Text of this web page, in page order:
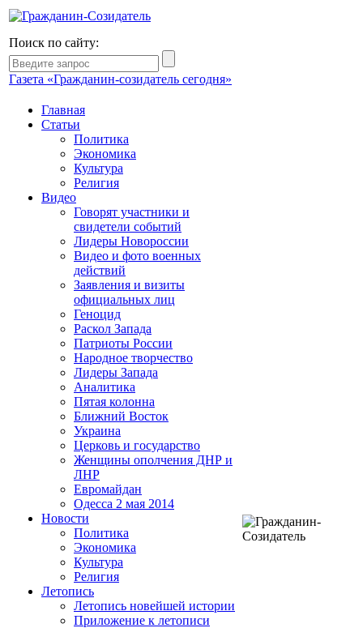
Поиск по сайту:
Газета «Гражданин-созидатель сегодня»
Главная
Статьи
Политика
Экономика
Культура
Религия
Видео
Говорят участники и
свидетели событий
Лидеры Новороссии
Видео и фото военных
действий
Заявления и визиты
официальных лиц
Геноцид
Раскол Запада
Патриоты России
Народное творчество
Лидеры Запада
Аналитика
Пятая колонна
Ближний Восток
Украина
Церковь и государство
Женщины ополчения ДНР и
ЛНР
Евромайдан
Одесса 2 мая 2014
Новости
Политика
Экономика
Культура
Религия
Летопись
Летопись новейшей истории
Приложение к летописи